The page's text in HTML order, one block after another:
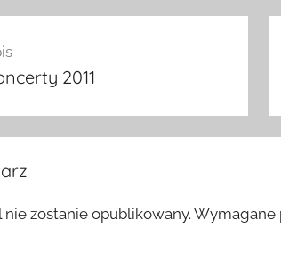
2011
zostanie opublikowany. Wymagane